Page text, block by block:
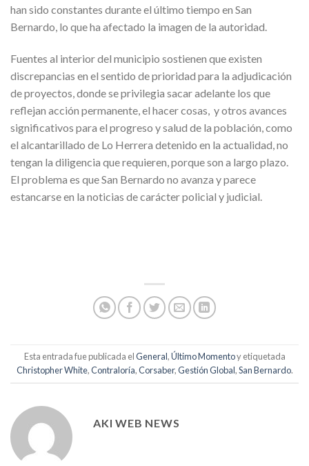
han sido constantes durante el último tiempo en San
Bernardo, lo que ha afectado la imagen de la autoridad.
Fuentes al interior del municipio sostienen que existen
discrepancias en el sentido de prioridad para la adjudicación
de proyectos, donde se privilegia sacar adelante los que
reflejan acción permanente, el hacer cosas, y otros avances
significativos para el progreso y salud de la población, como
el alcantarillado de Lo Herrera detenido en la actualidad, no
tengan la diligencia que requieren, porque son a largo plazo.
El problema es que San Bernardo no avanza y parece
estancarse en la noticias de carácter policial y judicial.
Esta entrada fue publicada elGeneral,Último Momentoy etiquetada
Christopher White,Contraloría,Corsaber,Gestión Global,San Bernardo.
AKI WEB NEWS